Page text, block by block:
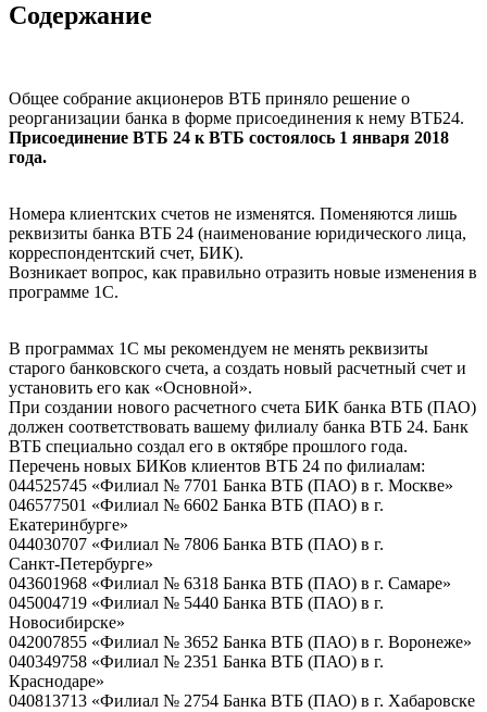
Содержание
Общее собрание акционеров ВТБ приняло решение о
реорганизации банка в форме присоединения к нему ВТБ24.
Присоединение ВТБ 24 к ВТБ состоялось 1 января 2018
года.
Номера клиентских счетов не изменятся. Поменяются лишь
реквизиты банка ВТБ 24 (наименование юридического лица,
корреспондентский счет, БИК).
Возникает вопрос, как правильно отразить новые изменения в
программе 1С.
В программах 1С мы рекомендуем не менять реквизиты
старого банковского счета, а создать новый расчетный счет и
установить его как «Основной».
При создании нового расчетного счета БИК банка ВТБ (ПАО)
должен соответствовать вашему филиалу банка ВТБ 24. Банк
ВТБ специально создал его в октябре прошлого года.
Перечень новых БИКов клиентов ВТБ 24 по филиалам:
044525745 «Филиал № 7701 Банка ВТБ (ПАО) в г. Москве»
046577501 «Филиал № 6602 Банка ВТБ (ПАО) в г.
Екатеринбурге»
044030707 «Филиал № 7806 Банка ВТБ (ПАО) в г.
Санкт-Петербурге»
043601968 «Филиал № 6318 Банка ВТБ (ПАО) в г. Самаре»
045004719 «Филиал № 5440 Банка ВТБ (ПАО) в г.
Новосибирске»
042007855 «Филиал № 3652 Банка ВТБ (ПАО) в г. Воронеже»
040349758 «Филиал № 2351 Банка ВТБ (ПАО) в г.
Краснодаре»
040813713 «Филиал № 2754 Банка ВТБ (ПАО) в г. Хабаровске